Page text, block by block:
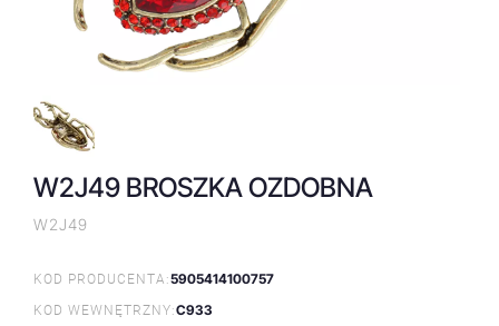
W2J49 BROSZKA OZDOBNA
W2J49
KOD PRODUCENTA:5905414100757
KOD WEWNĘTRZNY:C933